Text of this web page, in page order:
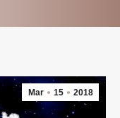
Mar 15 2018